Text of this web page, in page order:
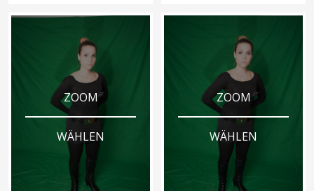
ZOOM
WÄHLEN
ZOOM
WÄHLEN